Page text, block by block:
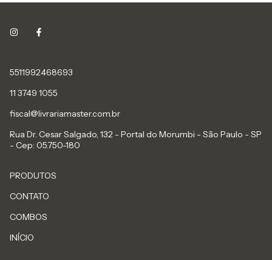
5511992468693
11 3749 1055
fiscal@livrariamaster.com.br
Rua Dr. Cesar Salgado, 132 - Portal do Morumbi - São Paulo - SP
- Cep: 05.750-180
PRODUTOS
CONTATO
COMBOS
INÍCIO